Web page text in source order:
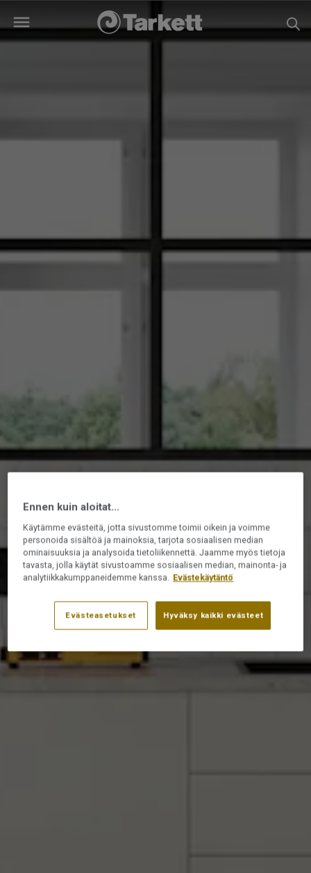
Ennen kuin aloitat...
Käytämme evästeitä, jotta sivustomme toimii oikein ja voimme
personoida sisältöä ja mainoksia, tarjota sosiaalisen median
ominaisuuksia ja analysoida tietoliikennettä. Jaamme myös tietoja
tavasta, jolla käytät sivustoamme sosiaalisen median, mainonta- ja
analytiikkakumppaneidemme kanssa. Evästekäytäntö
Evästeasetukset Hyväksy kaikki evästeet